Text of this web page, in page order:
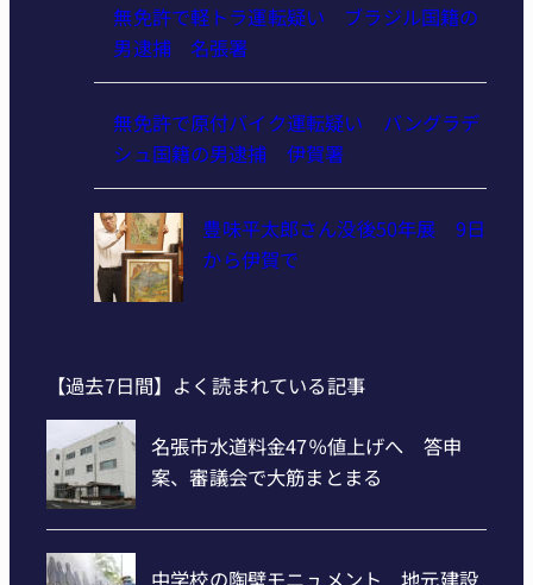
無免許で軽トラ運転疑い ブラジル国籍の
男逮捕 名張署
無免許で原付バイク運転疑い バングラデ
シュ国籍の男逮捕 伊賀署
豊味平太郎さん没後50年展 9日
から伊賀で
【過去7日間】よく読まれている記事